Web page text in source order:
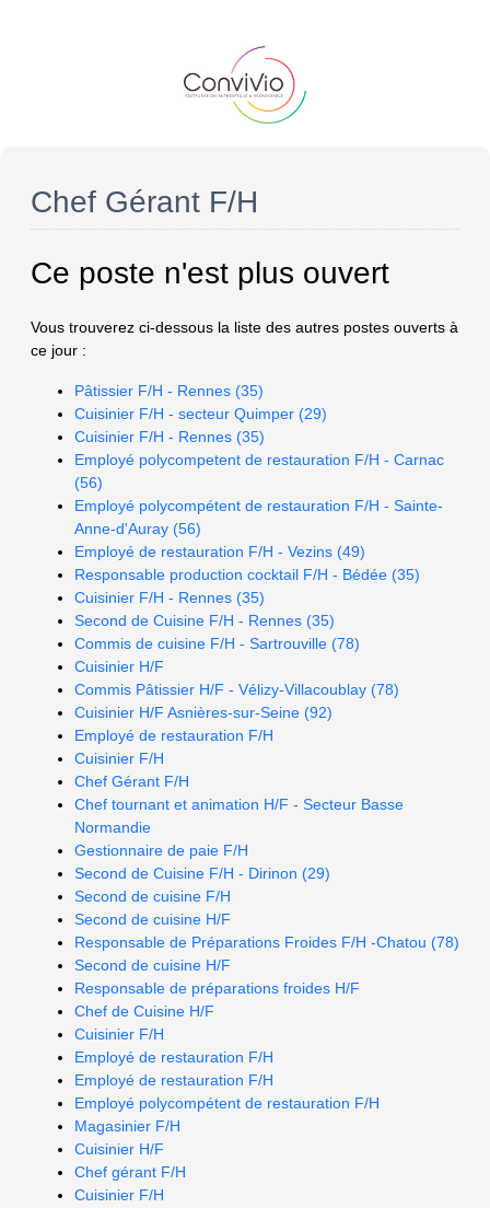
Chef Gérant F/H
Ce poste n'est plus ouvert
Vous trouverez ci-dessous la liste des autres postes ouverts à
ce jour :
Pâtissier F/H - Rennes (35)
Cuisinier F/H - secteur Quimper (29)
Cuisinier F/H - Rennes (35)
Employé polycompetent de restauration F/H - Carnac
(56)
Employé polycompétent de restauration F/H - Sainte-
Anne-d'Auray (56)
Employé de restauration F/H - Vezins (49)
Responsable production cocktail F/H - Bédée (35)
Cuisinier F/H - Rennes (35)
Second de Cuisine F/H - Rennes (35)
Commis de cuisine F/H - Sartrouville (78)
Cuisinier H/F
Commis Pâtissier H/F - Vélizy-Villacoublay (78)
Cuisinier H/F Asnières-sur-Seine (92)
Employé de restauration F/H
Cuisinier F/H
Chef Gérant F/H
Chef tournant et animation H/F - Secteur Basse
Normandie
Gestionnaire de paie F/H
Second de Cuisine F/H - Dirinon (29)
Second de cuisine F/H
Second de cuisine H/F
Responsable de Préparations Froides F/H -Chatou (78)
Second de cuisine H/F
Responsable de préparations froides H/F
Chef de Cuisine H/F
Cuisinier F/H
Employé de restauration F/H
Employé de restauration F/H
Employé polycompétent de restauration F/H
Magasinier F/H
Cuisinier H/F
Chef gérant F/H
Cuisinier F/H